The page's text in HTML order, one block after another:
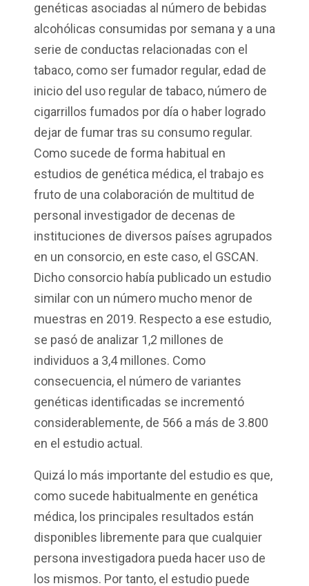
genéticas asociadas al número de bebidas
alcohólicas consumidas por semana y a una
serie de conductas relacionadas con el
tabaco, como ser fumador regular, edad de
inicio del uso regular de tabaco, número de
cigarrillos fumados por día o haber logrado
dejar de fumar tras su consumo regular.
Como sucede de forma habitual en
estudios de genética médica, el trabajo es
fruto de una colaboración de multitud de
personal investigador de decenas de
instituciones de diversos países agrupados
en un consorcio, en este caso, el GSCAN.
Dicho consorcio había publicado un estudio
similar con un número mucho menor de
muestras en 2019. Respecto a ese estudio,
se pasó de analizar 1,2 millones de
individuos a 3,4 millones. Como
consecuencia, el número de variantes
genéticas identificadas se incrementó
considerablemente, de 566 a más de 3.800
en el estudio actual.
Quizá lo más importante del estudio es que,
como sucede habitualmente en genética
médica, los principales resultados están
disponibles libremente para que cualquier
persona investigadora pueda hacer uso de
los mismos. Por tanto, el estudio puede